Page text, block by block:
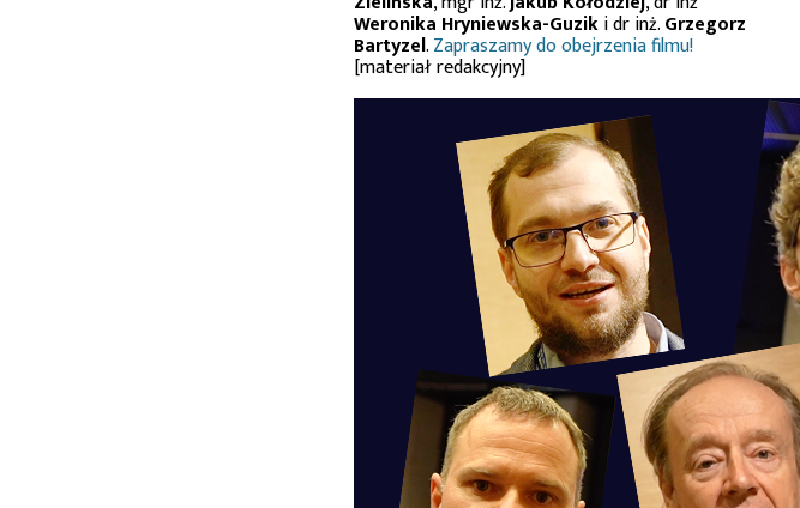
Weronika Hryniewska-Guziki dr inż.Grzegorz
Bartyzel.Zapraszamy do obejrzenia filmu!
[materiał redakcyjny]